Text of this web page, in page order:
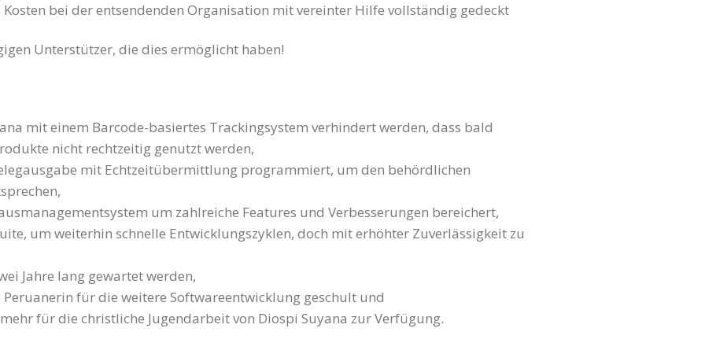
bei der entsendenden Organisation mit vereinter Hilfe vollständig gedeckt
Unterstützer, die dies ermöglicht haben!
mit einem Barcode-basiertes Trackingsystem verhindert werden, dass bald
nicht rechtzeitig genutzt werden,
mit Echtzeitübermittlung programmiert, um den behördlichen
um zahlreiche Features und Verbesserungen bereichert,
um weiterhin schnelle Entwicklungszyklen, doch mit erhöhter Zuverlässigkeit zu
Jahre lang gewartet werden,
für die weitere Softwareentwicklung geschult und
für die christliche Jugendarbeit von Diospi Suyana zur Verfügung.